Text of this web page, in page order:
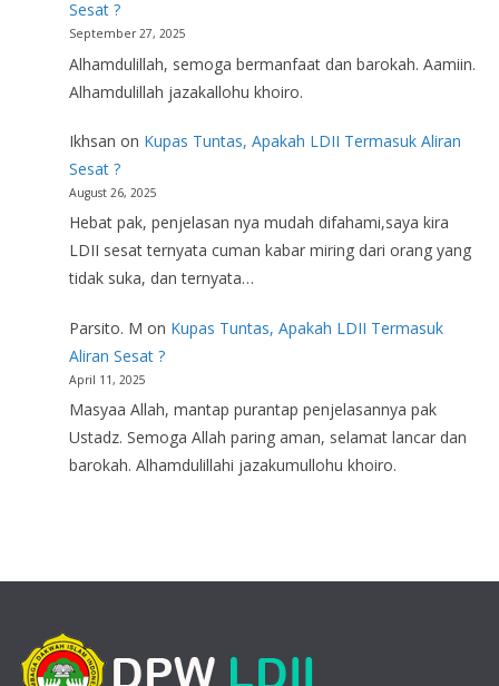
Sesat ?
September 27, 2025
Alhamdulillah, semoga bermanfaat dan barokah. Aamiin.
Alhamdulillah jazakallohu khoiro.
Ikhsan on Kupas Tuntas, Apakah LDII Termasuk Aliran
Sesat ?
August 26, 2025
Hebat pak, penjelasan nya mudah difahami,saya kira
LDII sesat ternyata cuman kabar miring dari orang yang
tidak suka, dan ternyata…
Parsito. M on Kupas Tuntas, Apakah LDII Termasuk
Aliran Sesat ?
April 11, 2025
Masyaa Allah, mantap purantap penjelasannya pak
Ustadz. Semoga Allah paring aman, selamat lancar dan
barokah. Alhamdulillahi jazakumullohu khoiro.